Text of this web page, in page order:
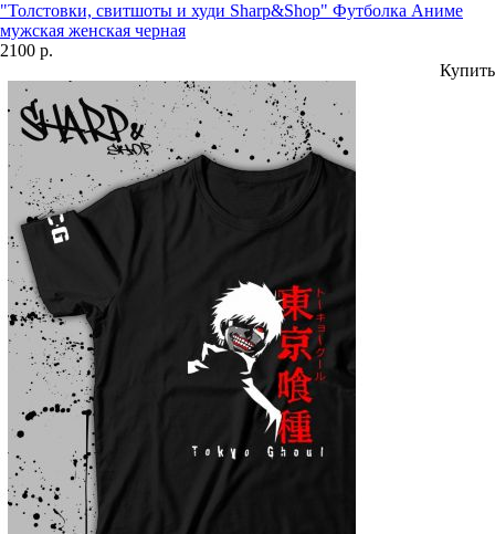
"Толстовки, свитшоты и худи Sharp&Shop" Футболка Аниме
мужская женская черная
2100 р.
Купить